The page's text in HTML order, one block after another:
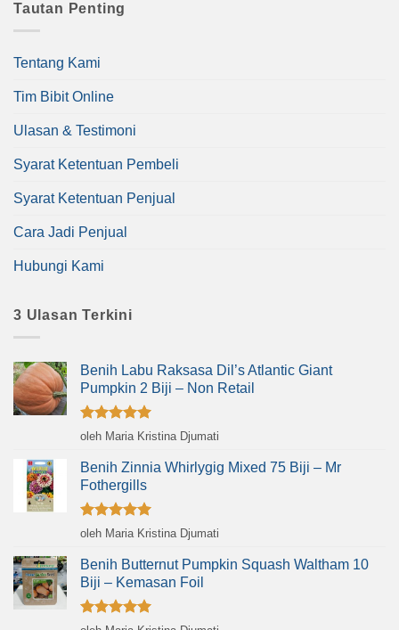
Tautan Penting
Tentang Kami
Tim Bibit Online
Ulasan & Testimoni
Syarat Ketentuan Pembeli
Syarat Ketentuan Penjual
Cara Jadi Penjual
Hubungi Kami
3 Ulasan Terkini
Benih Labu Raksasa Dil’s Atlantic Giant
Pumpkin 2 Biji – Non Retail
Dinilai5
oleh Maria Kristina Djumati
Benih Zinnia Whirlygig Mixed 75 Biji – Mr
Fothergills
Dinilai5
oleh Maria Kristina Djumati
Benih Butternut Pumpkin Squash Waltham 10
Biji – Kemasan Foil
Dinilai5